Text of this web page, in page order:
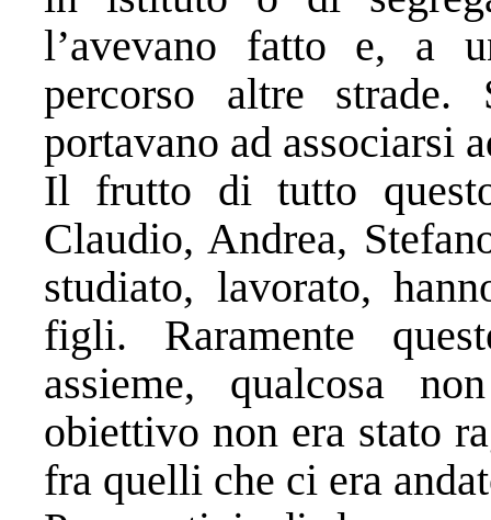
l’avevano fatto e, a
percorso altre
portavano ad associarsi
Il frutto di tutto
Claudio, Andrea,
studiato, lavorato,
figli. Raramente
assieme, qualcosa
obiettivo non era stato
fra quelli che ci era